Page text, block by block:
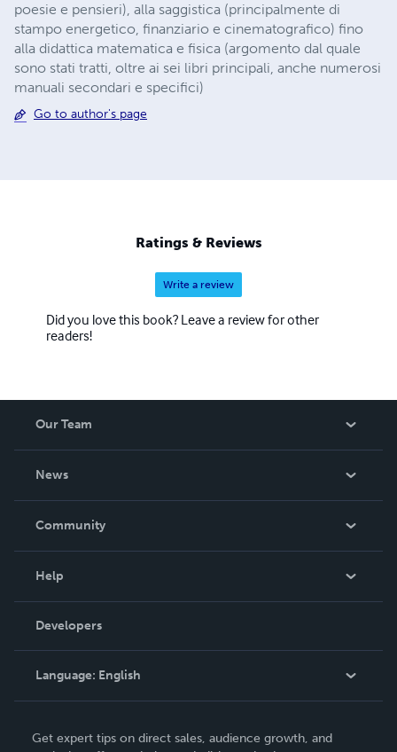
poesie e pensieri), alla saggistica (principalmente di
stampo energetico, finanziario e cinematografico) fino
alla didattica matematica e fisica (argomento dal quale
sono stati tratti, oltre ai sei libri principali, anche numerosi
manuali secondari e specifici)
Go to author's page
Ratings & Reviews
Write a review
Did you love this book? Leave a review for other
readers!
Our Team
News
In The News
Community
Podcast
Help
Order Lookup
Knowledge Base
Contact Support
Developers
Language: English
Deutsch
Get expert tips on direct sales, audience growth, and